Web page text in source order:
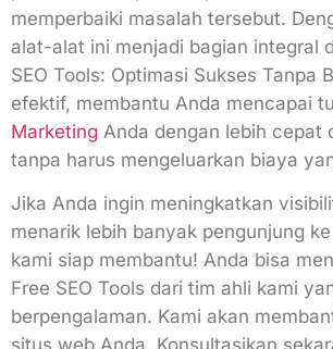
memperbaiki masalah tersebut.
alat-alat ini menjadi bagian integral
SEO Tools: Optimasi Sukses Tanpa
efektif, membantu Anda mencapai
Marketing Anda dengan lebih cepat
tanpa harus mengeluarkan biaya
Jika Anda ingin meningkatkan
menarik lebih banyak pengunjung
kami siap membantu! Anda bisa
Free SEO Tools dari tim ahli kami
berpengalaman. Kami akan